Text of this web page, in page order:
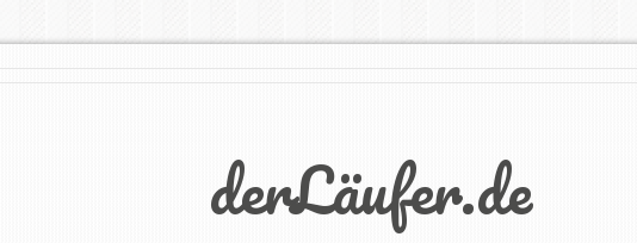
derLäufer.de